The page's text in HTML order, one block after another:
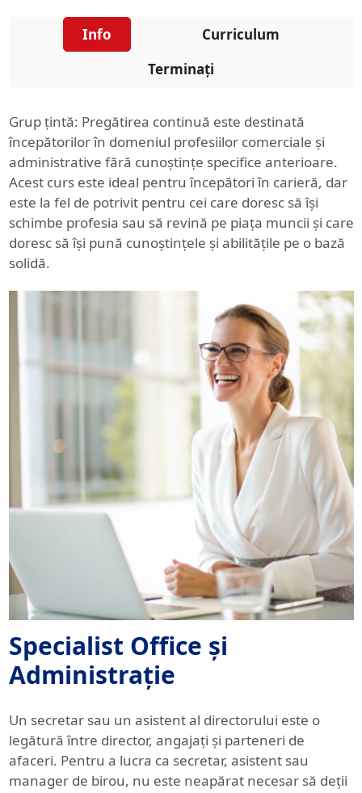
Info
Curriculum
Terminați
Grup țintă: Pregătirea continuă este destinată
începătorilor în domeniul profesiilor comerciale și
administrative fără cunoștințe specifice anterioare.
Acest curs este ideal pentru începători în carieră, dar
este la fel de potrivit pentru cei care doresc să își
schimbe profesia sau să revină pe piața muncii și care
doresc să își pună cunoștințele și abilitățile pe o bază
solidă.
Specialist Office și
Administrație
Un secretar sau un asistent al directorului este o
legătură între director, angajați și parteneri de
afaceri. Pentru a lucra ca secretar, asistent sau
manager de birou, nu este neapărat necesar să deții